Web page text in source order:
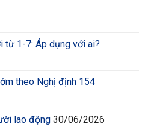
từ 1-7: Áp dụng với ai?
theo Nghị định 154
lao động 30/06/2026